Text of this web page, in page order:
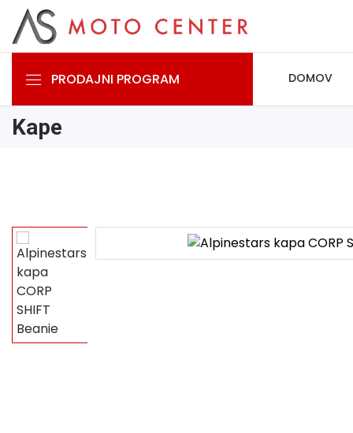
PRODAJNI PROGRAM DOMOV
Kape